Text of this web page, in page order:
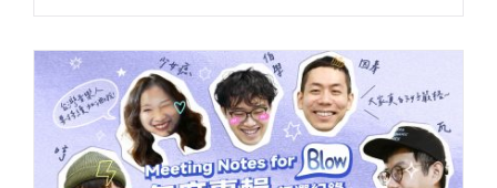
是三位台灣音樂媒體的要角人物——「宇宙電波
總監 閱讀全文 "【年末聊聊】台灣音樂媒體四邊
對談：工作排毒，音樂媒體編輯的職業傷害與我
們仍想分享的是⋯⋯"